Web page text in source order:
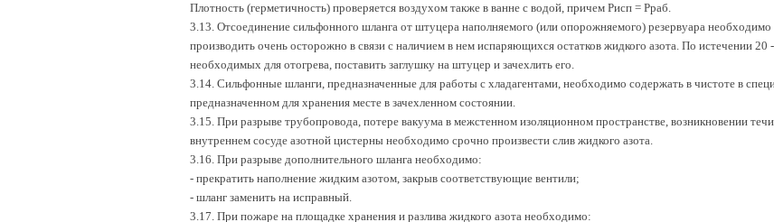
Плотность (герметичность) проверяется воздухом также в ванне с водой, причем Pисп = Pраб.
3.13. Отсоединение сильфонного шланга от штуцера наполняемого (или опорожняемого) резервуара необходимо
производить очень осторожно в связи с наличием в нем испаряющихся остатков жидкого азота. По истечении 20 -
необходимых для отогрева, поставить заглушку на штуцер и зачехлить его.
3.14. Сильфонные шланги, предназначенные для работы с хладагентами, необходимо содержать в чистоте в
предназначенном для хранения месте в зачехленном состоянии.
3.15. При разрыве трубопровода, потере вакуума в межстенном изоляционном пространстве, возникновении
внутреннем сосуде азотной цистерны необходимо срочно произвести слив жидкого азота.
3.16. При разрыве дополнительного шланга необходимо:
- прекратить наполнение жидким азотом, закрыв соответствующие вентили;
- шланг заменить на исправный.
3.17. При пожаре на площадке хранения и разлива жидкого азота необходимо: